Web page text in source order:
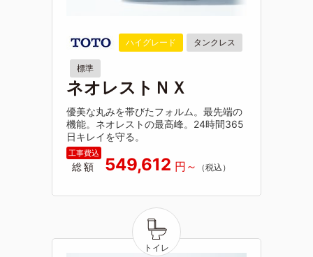
ハイグレード タンクレス
標準
ネオレストＮＸ
優美な丸みを帯びたフォルム。最先端の
機能。ネオレストの最高峰。24時間365
日キレイを守る。
総額 549,612